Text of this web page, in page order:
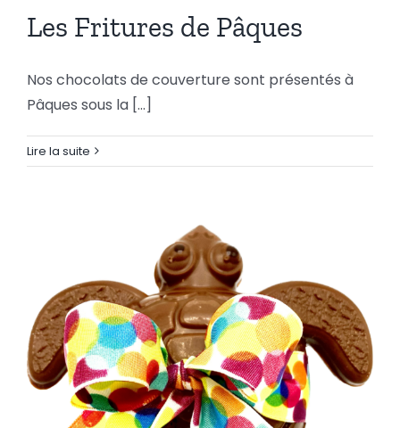
Les Fritures de Pâques
Nos chocolats de couverture sont présentés à
Pâques sous la [...]
Lire la suite